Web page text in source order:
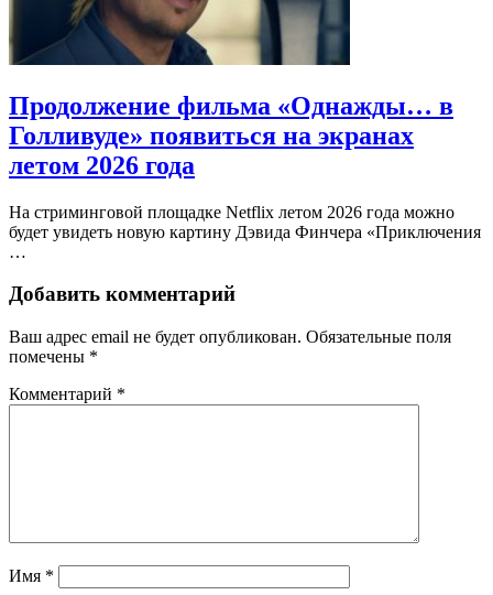
Продолжение фильма «Однажды… в
Голливуде» появиться на экранах
летом 2026 года
На стриминговой площадке Netflix летом 2026 года можно
будет увидеть новую картину Дэвида Финчера «Приключения
…
Добавить комментарий
Ваш адрес email не будет опубликован. Обязательные поля
помечены *
Комментарий *
Имя *